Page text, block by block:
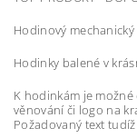
Hodinový
Hodinky balené v
K hodinkám je
věnování či logo na
Požadovaný text